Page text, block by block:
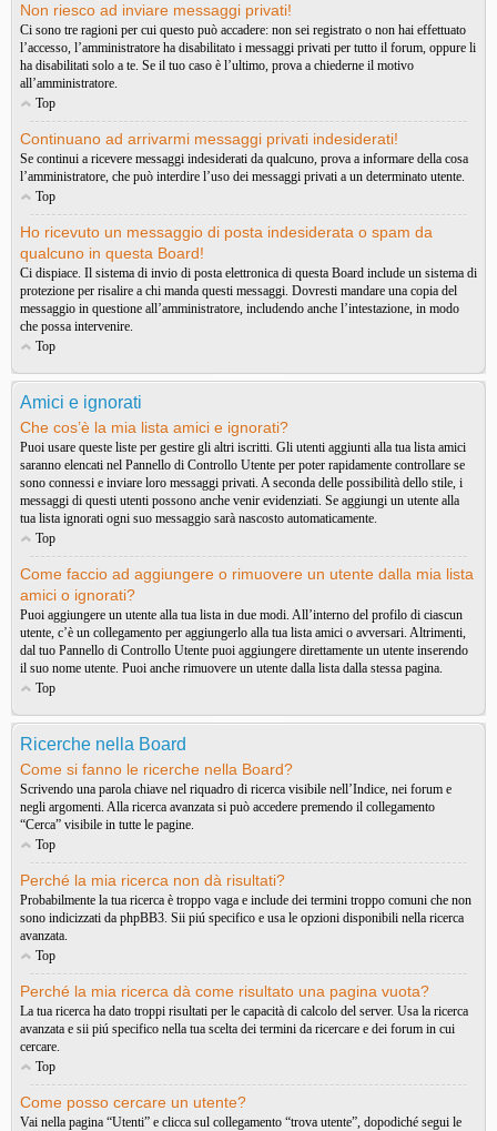
Non riesco ad inviare messaggi privati!
Ci sono tre ragioni per cui questo può accadere: non sei registrato o non hai effettuato
l’accesso, l’amministratore ha disabilitato i messaggi privati per tutto il forum, oppure li
ha disabilitati solo a te. Se il tuo caso è l’ultimo, prova a chiederne il motivo
all’amministratore.
Top
Continuano ad arrivarmi messaggi privati indesiderati!
Se continui a ricevere messaggi indesiderati da qualcuno, prova a informare della cosa
l’amministratore, che può interdire l’uso dei messaggi privati a un determinato utente.
Top
Ho ricevuto un messaggio di posta indesiderata o spam da
qualcuno in questa Board!
Ci dispiace. Il sistema di invio di posta elettronica di questa Board include un sistema di
protezione per risalire a chi manda questi messaggi. Dovresti mandare una copia del
messaggio in questione all’amministratore, includendo anche l’intestazione, in modo
che possa intervenire.
Top
Amici e ignorati
Che cos’è la mia lista amici e ignorati?
Puoi usare queste liste per gestire gli altri iscritti. Gli utenti aggiunti alla tua lista amici
saranno elencati nel Pannello di Controllo Utente per poter rapidamente controllare se
sono connessi e inviare loro messaggi privati. A seconda delle possibilità dello stile, i
messaggi di questi utenti possono anche venir evidenziati. Se aggiungi un utente alla
tua lista ignorati ogni suo messaggio sarà nascosto automaticamente.
Top
Come faccio ad aggiungere o rimuovere un utente dalla mia lista
amici o ignorati?
Puoi aggiungere un utente alla tua lista in due modi. All’interno del profilo di ciascun
utente, c’è un collegamento per aggiungerlo alla tua lista amici o avversari. Altrimenti,
dal tuo Pannello di Controllo Utente puoi aggiungere direttamente un utente inserendo
il suo nome utente. Puoi anche rimuovere un utente dalla lista dalla stessa pagina.
Top
Ricerche nella Board
Come si fanno le ricerche nella Board?
Scrivendo una parola chiave nel riquadro di ricerca visibile nell’Indice, nei forum e
negli argomenti. Alla ricerca avanzata si può accedere premendo il collegamento
“Cerca” visibile in tutte le pagine.
Top
Perché la mia ricerca non dà risultati?
Probabilmente la tua ricerca è troppo vaga e include dei termini troppo comuni che non
sono indicizzati da phpBB3. Sii piú specifico e usa le opzioni disponibili nella ricerca
avanzata.
Top
Perché la mia ricerca dà come risultato una pagina vuota?
La tua ricerca ha dato troppi risultati per le capacità di calcolo del server. Usa la ricerca
avanzata e sii piú specifico nella tua scelta dei termini da ricercare e dei forum in cui
cercare.
Top
Come posso cercare un utente?
Vai nella pagina “Utenti” e clicca sul collegamento “trova utente”, dopodiché segui le